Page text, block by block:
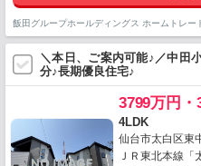
飯田グループホールディングス ホームトレー
＼本日、ご案内可能♪／中田
分♪長期優良住宅♪
3799万円・
4LDK
仙台市太白区東
ＪＲ東北本線「